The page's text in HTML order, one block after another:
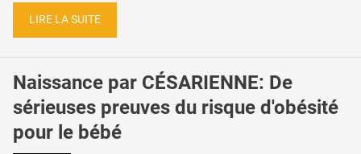
LIRE LA SUITE
Naissance par CÉSARIENNE: De
sérieuses preuves du risque d'obésité
pour le bébé